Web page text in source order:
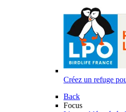
Créez un refuge
Back
Focus